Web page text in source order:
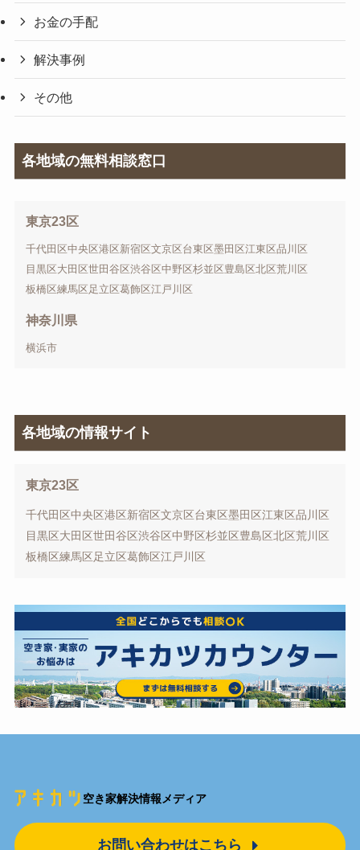
お金の手配
解決事例
その他
各地域の無料相談窓口
東京23区
千代田区中央区港区新宿区文京区台東区墨田区江東区品川区
目黒区大田区世田谷区渋谷区中野区杉並区豊島区北区荒川区
板橋区練馬区足立区葛飾区江戸川区
神奈川県
横浜市
各地域の情報サイト
東京23区
千代田区中央区港区新宿区文京区台東区墨田区江東区品川区
目黒区大田区世田谷区渋谷区中野区杉並区豊島区北区荒川区
板橋区練馬区足立区葛飾区江戸川区
空き家解決情報メディア
お問い合わせはこちら